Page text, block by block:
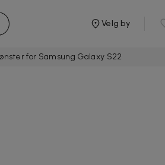
Velg by
for Samsung Galaxy S22